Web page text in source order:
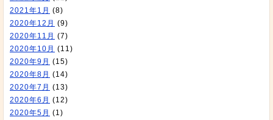
2021年1月 (8)
2020年12月 (9)
2020年11月 (7)
2020年10月 (11)
2020年9月 (15)
2020年8月 (14)
2020年7月 (13)
2020年6月 (12)
2020年5月 (1)